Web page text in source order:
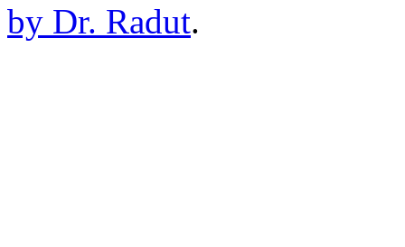
by Dr. Radut.